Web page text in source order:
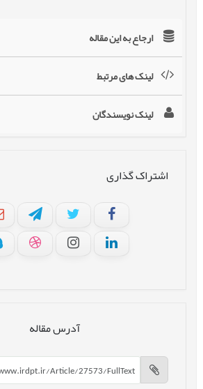
ارجاع به این مقاله
لینک های مرتبط
لینک نویسندگان
اشتراک گذاری
آدرس مقاله